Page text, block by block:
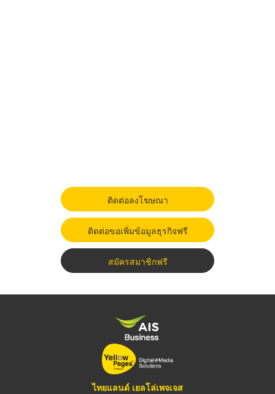
ติดต่อลงโฆษณา
ติดต่อขอเพิ่มข้อมูลธุรกิจฟรี
สมัครสมาชิกฟรี
ไทยแลนด์ เยลโล่เพจเจส